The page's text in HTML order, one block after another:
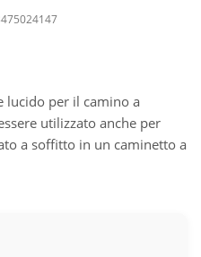
lucido per il camino a
utilizzato anche per
a soffitto in un caminetto a